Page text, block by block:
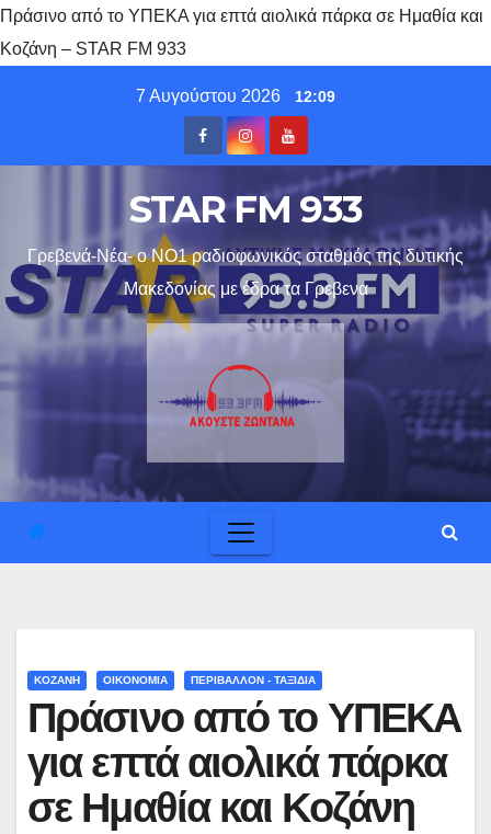
Πράσινο από το ΥΠΕΚΑ για επτά αιολικά πάρκα σε Ημαθία και
Κοζάνη – STAR FM 933
7 Αυγούστου 2026 12:09
STAR FM 933
Γρεβενά-Νέα- ο ΝΟ1 ραδιοφωνικός σταθμός της δυτικής
Μακεδονίας με έδρα τα Γρεβενα
ΚΟΖΑΝΗ ΟΙΚΟΝΟΜΙΑ ΠΕΡΙΒΑΛΛΟΝ - ΤΑΞΙΔΙΑ
Πράσινο από το ΥΠΕΚΑ
για επτά αιολικά πάρκα
σε Ημαθία και Κοζάνη